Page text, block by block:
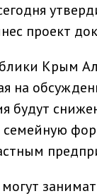
проект
Крым
на
будут